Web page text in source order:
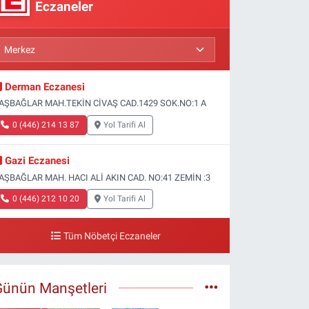
Eczaneler
Derman Eczanesi
MAH.TEKİN CİVAŞ CAD.1429 SOK.NO:1 A
0 (446) 214 13 87 Yol Tarifi Al
Gazi Eczanesi
MAH. HACI ALİ AKIN CAD. NO:41 ZEMİN :3
0 (446) 212 10 20 Yol Tarifi Al
Tüm Nöbetçi Eczaneler
Manşetleri